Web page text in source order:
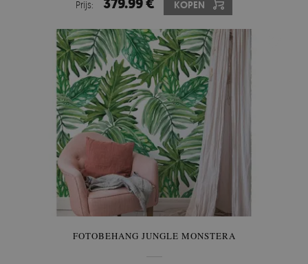
Prijs: KOPEN
FOTOBEHANG JUNGLE MONSTERA